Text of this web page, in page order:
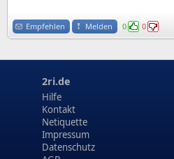
Empfehlen Melden 0 0
2ri.de
Hilfe
Kontakt
Netiquette
Impressum
Datenschutz